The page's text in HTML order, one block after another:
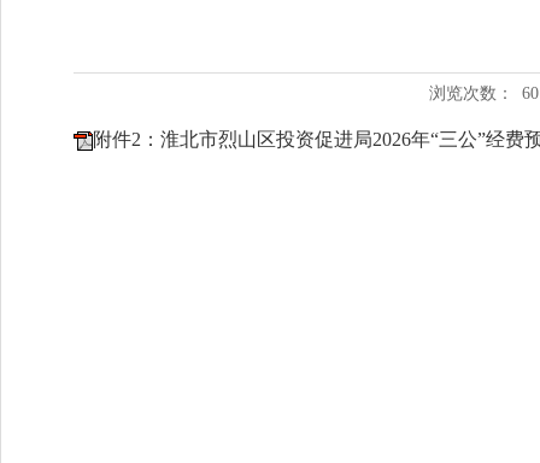
浏览次数： 60
附件2：淮北市烈山区投资促进局2026年“三公”经费